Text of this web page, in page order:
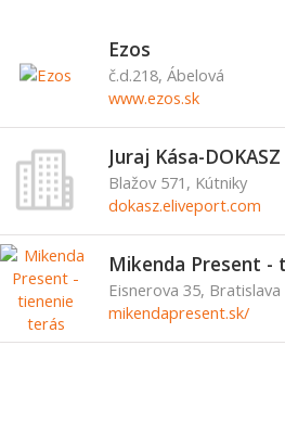
Ezos
č.d.218, Ábelová
www.ezos.sk
Juraj Kása-DOKASZ
Blažov 571, Kútniky
dokasz.eliveport.com
Mikenda Present -
Eisnerova 35,
mikendapresent.sk/